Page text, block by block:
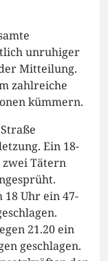
unruhiger
Mitteilung.
zahlreiche
kümmern.
Ein 18-
zwei Tätern
Uhr ein 47-
21.20 ein
geschlagen.